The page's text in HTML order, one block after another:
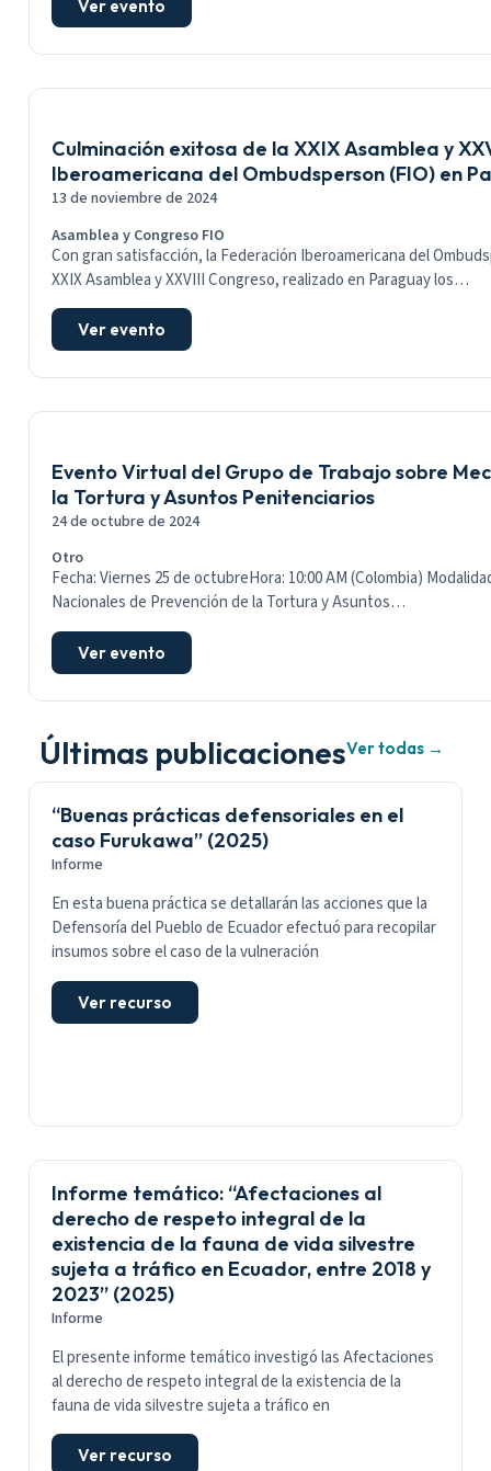
Ver evento
Culminación exitosa de la XXIX Asamblea y
Iberoamericana del Ombudsperson (FIO) en
13 de noviembre de 2024
Asamblea y Congreso FIO
Con gran satisfacción, la Federación Iberoamericana del
XXIX Asamblea y XXVIII Congreso, realizado en Paraguay los…
Ver evento
Evento Virtual del Grupo de Trabajo sobre
la Tortura y Asuntos Penitenciarios
24 de octubre de 2024
Otro
Fecha: Viernes 25 de octubreHora: 10:00 AM (Colombia)
Nacionales de Prevención de la Tortura y Asuntos…
Ver evento
Últimas publicacionesVer todas →
“Buenas prácticas defensoriales en el
caso Furukawa” (2025)
Informe
En esta buena práctica se detallarán las acciones que la
Defensoría del Pueblo de Ecuador efectuó para recopilar
insumos sobre el caso de la vulneración
Ver recurso
Informe temático: “Afectaciones al
derecho de respeto integral de la
existencia de la fauna de vida silvestre
sujeta a tráfico en Ecuador, entre 2018 y
2023” (2025)
Informe
El presente informe temático investigó las Afectaciones
al derecho de respeto integral de la existencia de la
fauna de vida silvestre sujeta a tráfico en
Ver recurso